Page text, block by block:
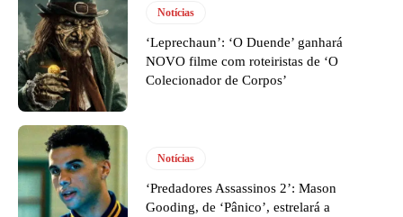
Notícias
‘Leprechaun’: ‘O Duende’ ganhará
NOVO filme com roteiristas de ‘O
Colecionador de Corpos’
Notícias
‘Predadores Assassinos 2’: Mason
Gooding, de ‘Pânico’, estrelará a